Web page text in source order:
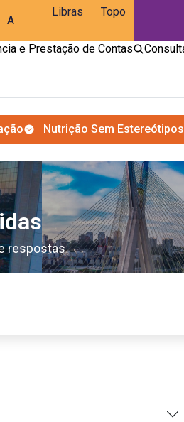
A
Topo
e Prestação de Contas
Nutrição Sem Estereótipos
respostas